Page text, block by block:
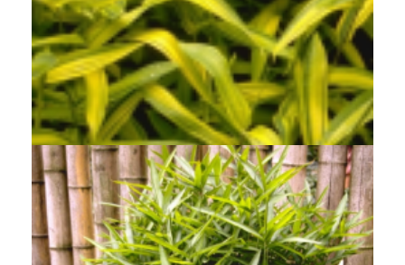
Bamboe
Pleioblastus auricomus